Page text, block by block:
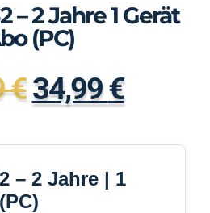
– 2 Jahre 1 Gerät
(PC)
€34,99€
– 2 Jahre | 1